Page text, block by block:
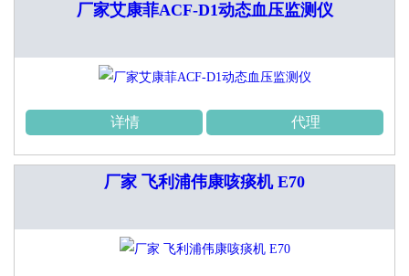
厂家艾康菲ACF-D1动态血压监测仪
详情 代理
厂家 飞利浦伟康咳痰机 E70